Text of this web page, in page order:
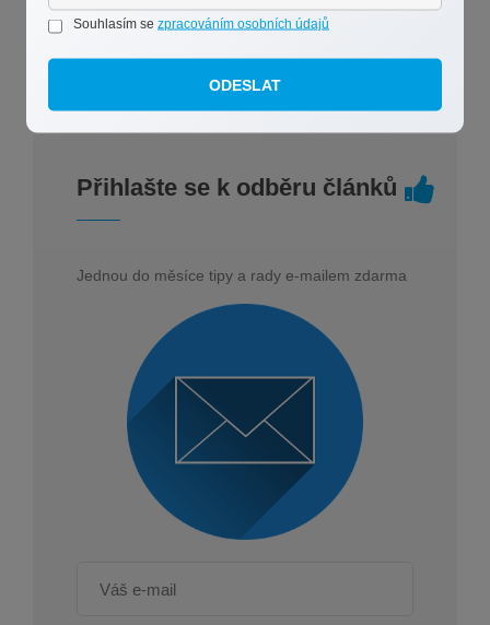
prodeji nemovitosti, který jsem pro vás na základě
stovek zkušeností s úspěšným prodejem připravila.
Přihlašte se k odběru článků
Jednou do měsíce tipy a rady e-mailem zdarma
Souhlasím se zpracováním osobních údajů
ODESLAT